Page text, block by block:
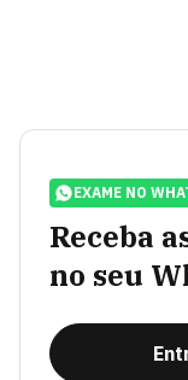
EXAME NO
Receba
no seu